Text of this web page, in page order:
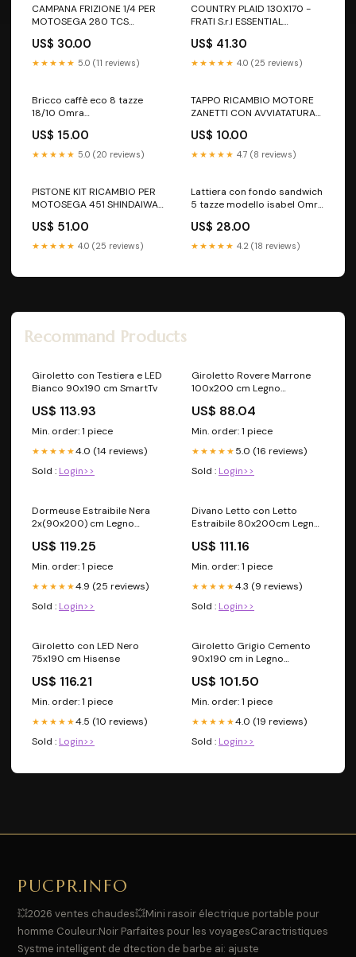
CAMPANA FRIZIONE 1/4 PER
MOTOSEGA 280 TCS
corrente
US$ 30.00
★★★★★ 5.0 (11 reviews)
COUNTRY PLAID 130X170 -
FRATI S.r.l ESSENTIAL
MATRIMONAILE
US$ 41.30
★★★★★ 4.0 (25 reviews)
Bricco caffè eco 8 tazze
18/10 Omra
US$ 15.00
★★★★★ 5.0 (20 reviews)
TAPPO RICAMBIO MOTORE
ZANETTI CON AVVIATATURA
PVC
US$ 10.00
★★★★★ 4.7 (8 reviews)
PISTONE KIT RICAMBIO PER
MOTOSEGA 451 SHINDAIWA
US$ 51.00
★★★★★ 4.0 (25 reviews)
Lattiera con fondo sandwich
5 tazze modello isabel Omra
US$ 28.00
★★★★★ 4.2 (18 reviews)
Recommand Products
Giroletto con Testiera e LED
Bianco 90x190 cm SmartTv
US$ 113.93
Min. order: 1 piece
★★★★★4.0 (14 reviews)
Sold : Login>>
Giroletto Rovere Marrone
100x200 cm Legno
US$ 88.04
Min. order: 1 piece
★★★★★ 5.0 (16 reviews)
Sold : Login>>
Dormeuse Estraibile Nera
2x(90x200) cm Legno
US$ 119.25
Min. order: 1 piece
★★★★★4.9 (25 reviews)
Sold : Login>>
Divano Letto con Letto
Estraibile 80x200cm Legno
US$ 111.16
Min. order: 1 piece
★★★★★4.3 (9 reviews)
Sold : Login>>
Giroletto con LED Nero
75x190 cm Hisense
US$ 116.21
Min. order: 1 piece
★★★★★4.5 (10 reviews)
Sold : Login>>
Giroletto Grigio Cemento
90x190 cm in Legno
US$ 101.50
Min. order: 1 piece
★★★★★4.0 (19 reviews)
Sold : Login>>
PUCPR.INFO
💥2026 ventes chaudes💥Mini rasoir électrique portable pour
homme Couleur:Noir Parfaites pour les voyagesCaractristiques
Systme intelligent de dtection de barbe ai: ajuste